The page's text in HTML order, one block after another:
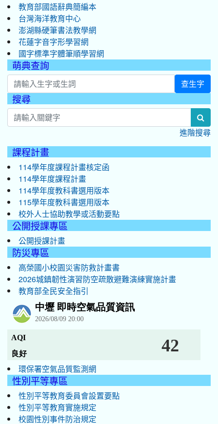
教育部國語辭典簡編本
台灣海洋教育中心
澎湖縣硬筆書法教學網
花蓮字音字形學習網
國字標準字體筆順學習網
萌典查詢
查生字
搜尋
進階搜尋
課程計畫
114學年度課程計畫核定函
114學年度課程計畫
114學年度教科書選用版本
115學年度教科書選用版本
校外人士協助教學或活動要點
公開授課專區
公開授課計畫
防災專區
高榮國小校園災害防救計畫書
2026城鎮韌性演習防空疏散避難演練實施計畫
教育部全民安全指引
環保署空氣品質監測網
性別平等專區
性別平等教育委員會設置要點
性別平等教育實施規定
校園性別事件防治規定